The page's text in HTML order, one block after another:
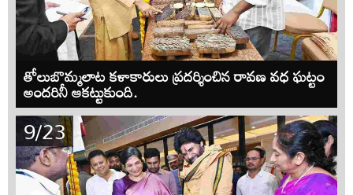
తోలుబొమ్మలాట కళాకారులు ప్రదర్శించిన రావణ వధ ఘట్టం
అందరినీ ఆకట్టుకుంది.
9/23